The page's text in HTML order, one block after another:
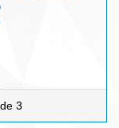
3